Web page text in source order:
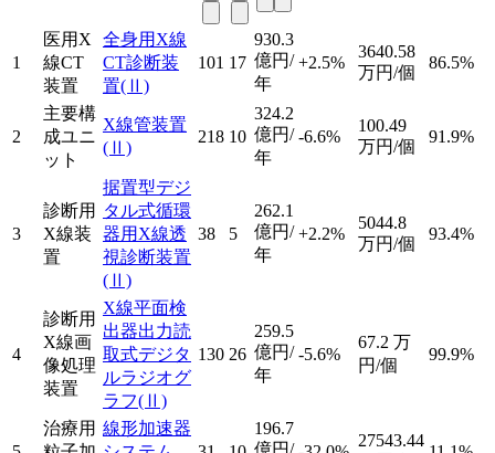
1
医用X
線CT
装置
全身用X線
CT診断装
置(Ⅱ)
101 17
930.3
億円/
年
+2.5%
3640.58
万円/個
86.5%
2
主要構
成ユニ
ット
X線管装置
(Ⅱ)
218 10
324.2
億円/
年
-6.6%
100.49
万円/個
91.9%
3
診断用
X線装
置
据置型デジ
タル式循環
器用X線透
視診断装置
(Ⅱ)
38 5
262.1
億円/
年
+2.2%
5044.8
万円/個
93.4%
4
診断用
X線画
像処理
装置
X線平面検
出器出力読
取式デジタ
ルラジオグ
ラフ(Ⅱ)
130 26
259.5
億円/
年
-5.6%
67.2 万
円/個
99.9%
治療用 線形加速器
196.7
27543.44